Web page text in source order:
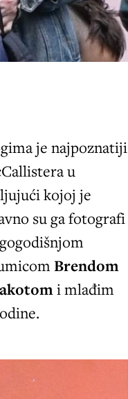
je najpoznatiji
u
kojoj je
su ga fotografi
Brendom
i mlađim